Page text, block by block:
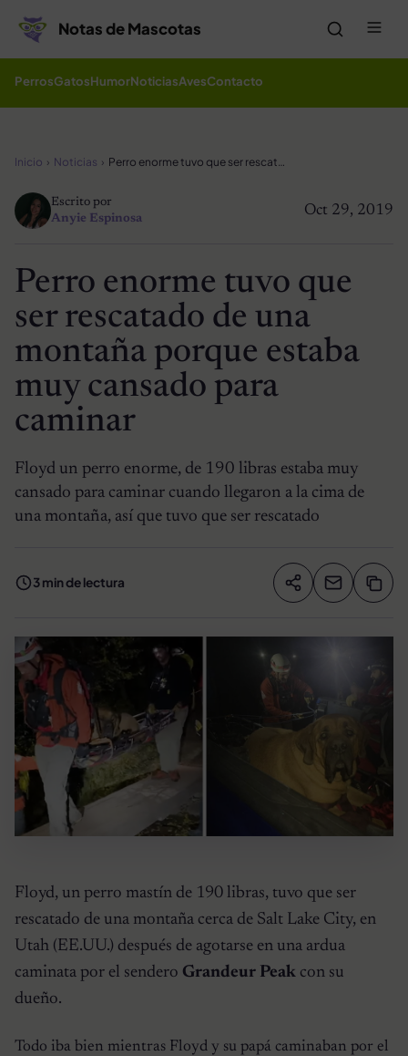
Notas de Mascotas
PerrosGatosHumorNoticiasAvesContacto
Inicio Noticias Perro enorme tuvo que ser rescatado de una montaña porque estaba muy cansado para caminar
Oct 29, 2019
Escrito por
Anyie Espinosa
Perro enorme tuvo que
ser rescatado de una
montaña porque estaba
muy cansado para
caminar
Floyd un perro enorme, de 190 libras estaba muy
cansado para caminar cuando llegaron a la cima de
una montaña, así que tuvo que ser rescatado
3 min de lectura Compartir
Floyd, un perro mastín de 190 libras, tuvo que ser
rescatado de una montaña cerca de Salt Lake City, en
Utah (EE.UU.) después de agotarse en una ardua
caminata por el sendero Grandeur Peak con su
dueño.
Todo iba bien mientras Floyd y su papá caminaban por el